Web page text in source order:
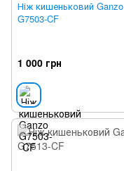
Ніж кишеньковий Ganzo
G7503-CF
1 000 грн